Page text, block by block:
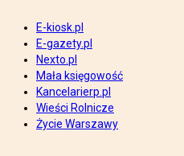
E-kiosk.pl
E-gazety.pl
Nexto.pl
Mała księgowość
Kancelarierp.pl
Wieści Rolnicze
Życie Warszawy